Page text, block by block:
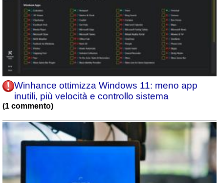
Winhance ottimizza Windows 11: meno app
inutili, più velocità e controllo sistema
(1 commento)